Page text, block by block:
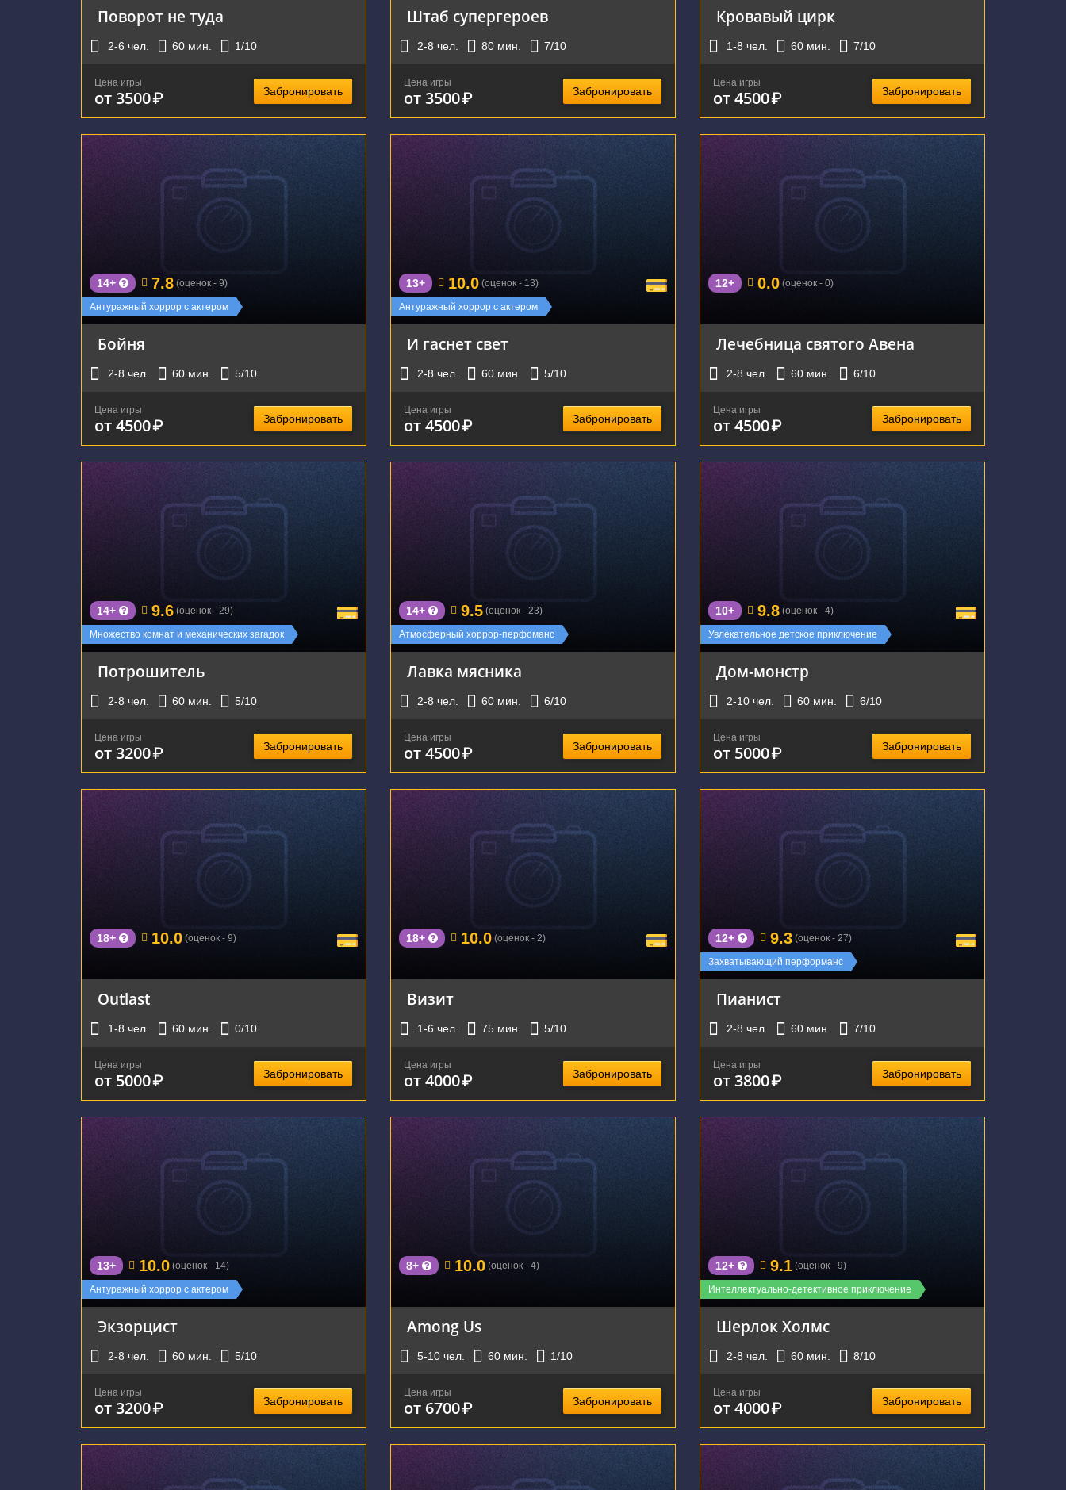
Поворот не туда
2-6 чел. 60 мин. 1/10
Цена игры
от 3500₽ Забронировать
Штаб супергероев
2-8 чел. 80 мин. 7/10
Цена игры
от 3500₽ Забронировать
Кровавый цирк
1-8 чел. 60 мин. 7/10
Цена игры
от 4500₽ Забронировать
г. Екатеринбург, улица Хохрякова, 72
Антуражный хоррор с актером
14+ 7.8 (оценок - 9)
Бойня
2-8 чел. 60 мин. 5/10
Цена игры
от 4500₽ Забронировать
г. Екатеринбург, улица Карла Маркса, 60
Антуражный хоррор с актером
13+ 10.0 (оценок - 13)
И гаснет свет
2-8 чел. 60 мин. 5/10
Цена игры
от 4500₽ Забронировать
г. Екатеринбург, улица Белинского, 86
12+ 0.0 (оценок - 0)
Лечебница святого Авена
2-8 чел. 60 мин. 6/10
Цена игры
от 4500₽ Забронировать
г. Екатеринбург, ул. Карла Маркса, 60
Множество комнат и механических загадок
14+ 9.6 (оценок - 29)
Потрошитель
2-8 чел. 60 мин. 5/10
Цена игры
от 3200₽ Забронировать
г. Екатеринбург, улица Хохрякова, 72
Атмосферный хоррор-перфоманс
14+ 9.5 (оценок - 23)
Лавка мясника
2-8 чел. 60 мин. 6/10
Цена игры
от 4500₽ Забронировать
г. Екатеринбург, улица Шевченко, 20
Увлекательное детское приключение
10+ 9.8 (оценок - 4)
Дом-монстр
2-10 чел. 60 мин. 6/10
Цена игры
от 5000₽ Забронировать
г. Екатеринбург, Студенческая улица, 49
18+ 10.0 (оценок - 9)
Outlast
1-8 чел. 60 мин. 0/10
Цена игры
от 5000₽ Забронировать
г. Екатеринбург, проспект Ленина, 93Б
18+ 10.0 (оценок - 2)
Визит
1-6 чел. 75 мин. 5/10
Цена игры
от 4000₽ Забронировать
г. Екатеринбург, ул. Восточная д.86
Захватывающий перформанс
12+ 9.3 (оценок - 27)
Пианист
2-8 чел. 60 мин. 7/10
Цена игры
от 3800₽ Забронировать
г. Екатеринбург, улица Большакова, 99А
Новинка
Антуражный хоррор с актером
13+ 10.0 (оценок - 14)
Экзорцист
2-8 чел. 60 мин. 5/10
Цена игры
от 3200₽ Забронировать
г. Екатеринбург, проспект Ленина, 62к2
8+ 10.0 (оценок - 4)
Among Us
5-10 чел. 60 мин. 1/10
Цена игры
от 6700₽ Забронировать
г. Екатеринбург, улица Хохрякова, 74
Интеллектуально-детективное приключение
12+ 9.1 (оценок - 9)
Шерлок Холмс
2-8 чел. 60 мин. 8/10
Цена игры
от 4000₽ Забронировать